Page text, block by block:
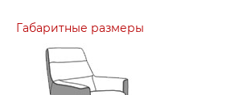
Габаритные размеры